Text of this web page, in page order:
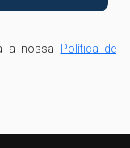
a nossa Política de